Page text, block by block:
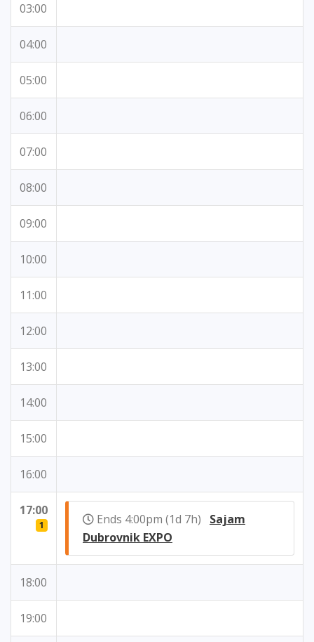
03:00
04:00
05:00
06:00
07:00
08:00
09:00
10:00
11:00
12:00
13:00
14:00
15:00
16:00
17:00
1 Ends 4:00pm (1d 7h) Sajam
Dubrovnik EXPO
18:00
19:00